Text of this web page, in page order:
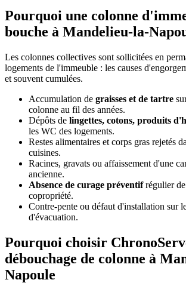
Pourquoi une colonne
bouche à Mandelieu-la-
Les colonnes collectives sont sollicitées en
logements de l'immeuble : les causes
et souvent cumulées.
Accumulation de graisses et de tartre
colonne au fil des années.
Dépôts de lingettes, cotons, produits
les WC des logements.
Restes alimentaires et corps gras rejetés
cuisines.
Racines, gravats ou affaissement d'une
ancienne.
Absence de curage préventifrégulier
copropriété.
Contre-pente ou défaut d'installation sur
d'évacuation.
Pourquoi choisir
débouchage de colonne à
Napoule